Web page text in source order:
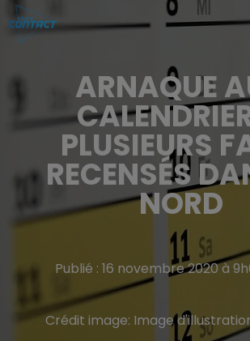
ARNAQUE
PLUSIEURS
RECENSÉS
NORD
Publié : 16 novembre 2020 à
Crédit image: Image